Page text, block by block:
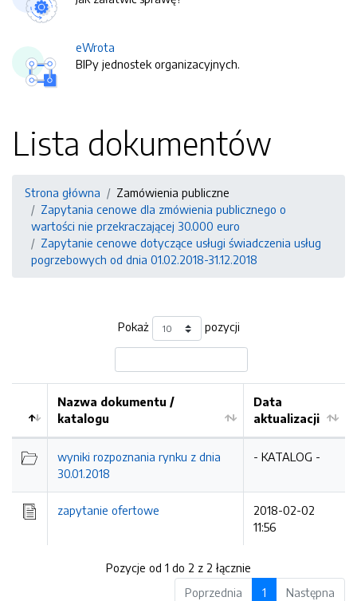
eWrota
BIPy jednostek organizacyjnych.
Lista dokumentów
Strona główna
Zamówienia publiczne
Zapytania cenowe dla zmówienia publicznego o
wartości nie przekraczającej 30.000 euro
Zapytanie cenowe dotyczące usługi świadczenia usług
pogrzebowych od dnia 01.02.2018-31.12.2018
Pokaż pozycji
Nazwa dokumentu /
katalogu
Data
aktualizacji
wyniki rozpoznania rynku z dnia
30.01.2018
- KATALOG -
zapytanie ofertowe
2018-02-02
11:56
Pozycje od 1 do 2 z 2 łącznie
Poprzednia
1 Następna